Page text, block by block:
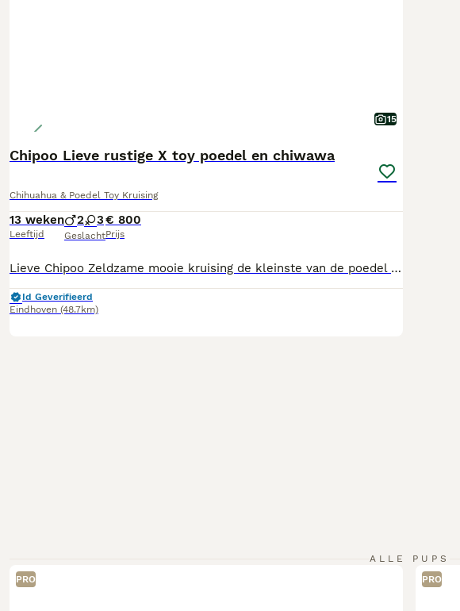
15
Chipoo Lieve rustige X toy poedel en chiwawa
Chihuahua & Poedel Toy Kruising
13 weken
Leeftijd
2 3
Geslacht
€ 800
Prijs
Lieve Chipoo Zeldzame mooie kruising de kleinste van de poedel tot mini en de chiwawa We zijn gechipt ontwormt en gevaccineerd Mogen per direct t nestje verlaten Opgegroeid met mama in huis met kinderen We zijn sociaal en aanhankelijk We hebben nog 3 puppy’s 1 teefje en 2 reutjes super lief en knap vonden wijzelf
Id Geverifieerd
Eindhoven (48.7km)
ALLE PUPS
PRO
PRO